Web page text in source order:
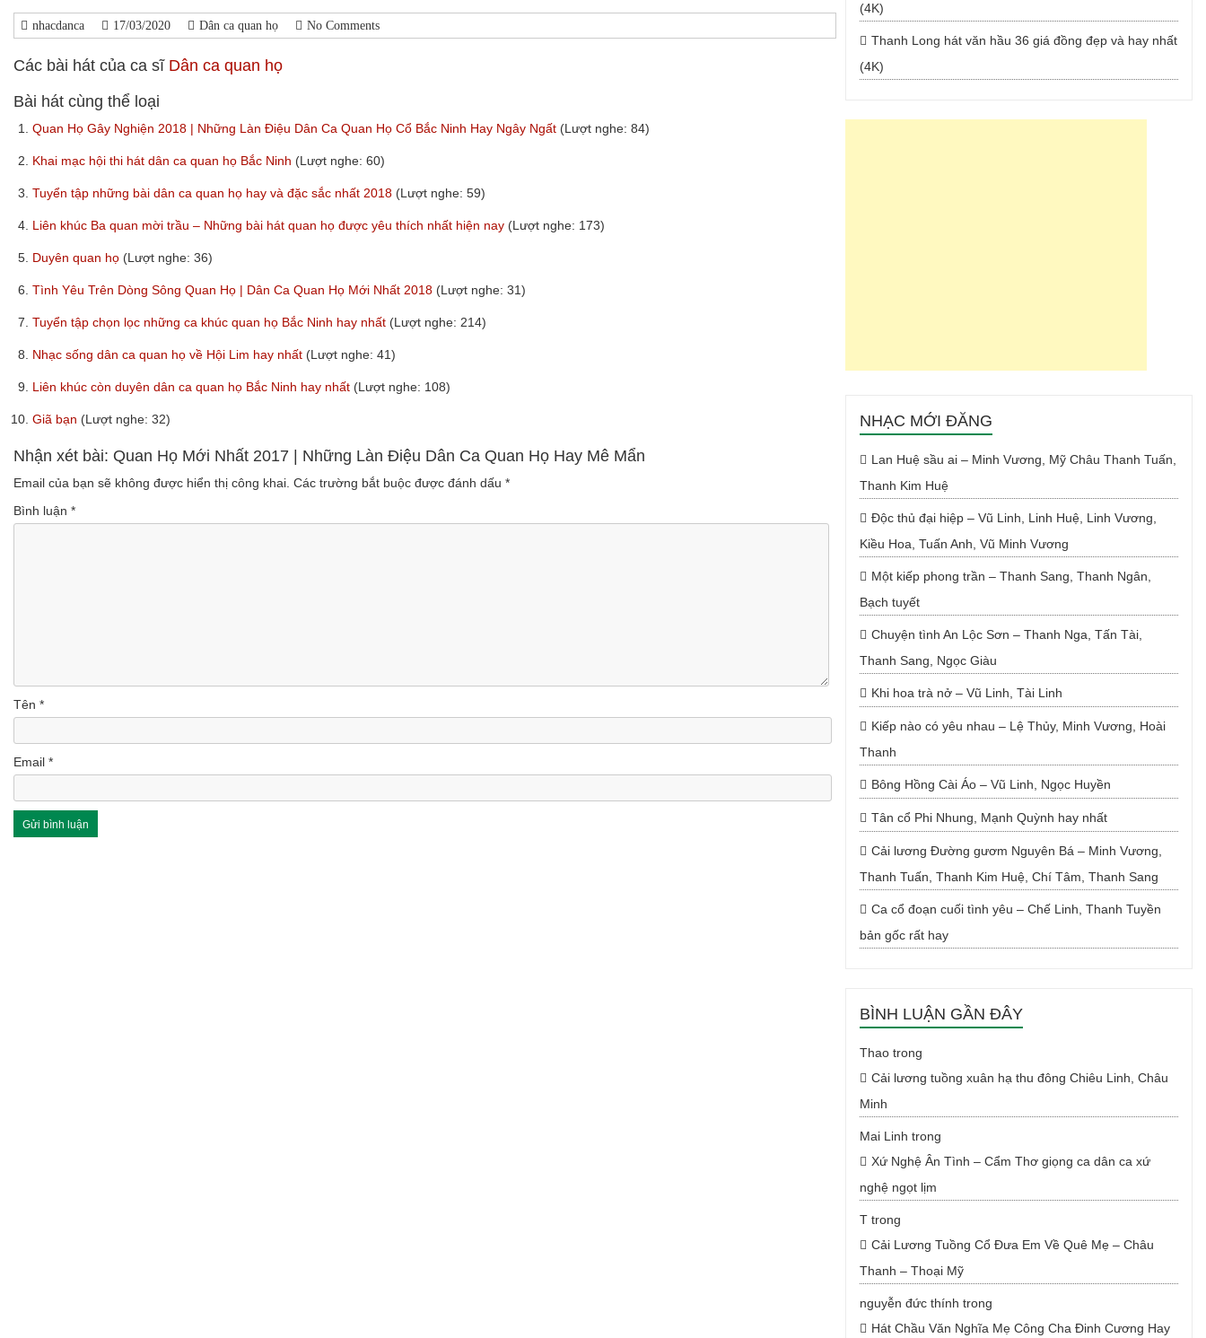
nhacdanca 17/03/2020 Dân ca quan họ No Comments
Các bài hát của ca sĩ Dân ca quan họ
Bài hát cùng thể loại
1. Quan Họ Gây Nghiện 2018 | Những Làn Điệu Dân Ca Quan Họ Cổ Bắc Ninh Hay Ngây Ngất (Lượt nghe: 84)
2. Khai mạc hội thi hát dân ca quan họ Bắc Ninh (Lượt nghe: 60)
3. Tuyển tập những bài dân ca quan họ hay và đặc sắc nhất 2018 (Lượt nghe: 59)
4. Liên khúc Ba quan mời trầu – Những bài hát quan họ được yêu thích nhất hiện nay (Lượt nghe: 173)
5. Duyên quan họ (Lượt nghe: 36)
6. Tình Yêu Trên Dòng Sông Quan Họ | Dân Ca Quan Họ Mới Nhất 2018 (Lượt nghe: 31)
7. Tuyển tập chọn lọc những ca khúc quan họ Bắc Ninh hay nhất (Lượt nghe: 214)
8. Nhạc sống dân ca quan họ về Hội Lim hay nhất (Lượt nghe: 41)
9. Liên khúc còn duyên dân ca quan họ Bắc Ninh hay nhất (Lượt nghe: 108)
10. Giã bạn (Lượt nghe: 32)
Nhận xét bài: Quan Họ Mới Nhất 2017 | Những Làn Điệu Dân Ca Quan Họ Hay Mê Mẩn
Email của bạn sẽ không được hiển thị công khai. Các trường bắt buộc được đánh dấu *
Bình luận *
Tên *
Email *
(4K)
Thanh Long hát văn hầu 36 giá đồng đẹp và hay nhất
(4K)
NHẠC MỚI ĐĂNG
Lan Huệ sầu ai – Minh Vương, Mỹ Châu Thanh Tuấn,
Thanh Kim Huệ
Độc thủ đại hiệp – Vũ Linh, Linh Huệ, Linh Vương,
Kiều Hoa, Tuấn Anh, Vũ Minh Vương
Một kiếp phong trần – Thanh Sang, Thanh Ngân,
Bạch tuyết
Chuyện tình An Lộc Sơn – Thanh Nga, Tấn Tài,
Thanh Sang, Ngọc Giàu
Khi hoa trà nở – Vũ Linh, Tài Linh
Kiếp nào có yêu nhau – Lệ Thủy, Minh Vương, Hoài
Thanh
Bông Hồng Cài Áo – Vũ Linh, Ngọc Huyền
Tân cổ Phi Nhung, Mạnh Quỳnh hay nhất
Cải lương Đường gươm Nguyên Bá – Minh Vương,
Thanh Tuấn, Thanh Kim Huệ, Chí Tâm, Thanh Sang
Ca cổ đoạn cuối tình yêu – Chế Linh, Thanh Tuyền
bản gốc rất hay
BÌNH LUẬN GẦN ĐÂY
Thaotrong
Cải lương tuồng xuân hạ thu đông Chiêu Linh, Châu
Minh
Mai Linh trong
Xứ Nghệ Ân Tình – Cẩm Thơ giọng ca dân ca xứ
nghệ ngọt lịm
Ttrong
Cải Lương Tuồng Cổ Đưa Em Về Quê Mẹ – Châu
Thanh – Thoại Mỹ
nguyễn đức thính trong
Hát Chầu Văn Nghĩa Mẹ Công Cha Đinh Cương Hay